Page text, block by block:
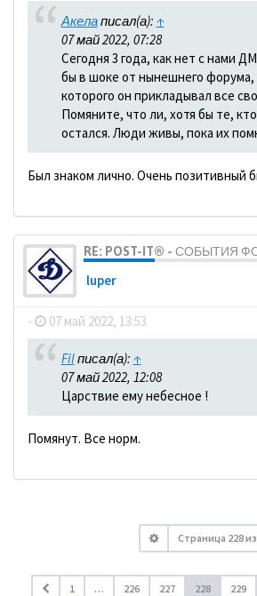
Акелаписал(а): ↑
07 май 2022, 07:28
Сегодня 3 года, как нет с нами
бы в шоке от нынешнего форума,
которого он прикладывал все
Помяните, что ли, хотя бы те,
остался. Люди живы, пока их
Был знаком лично. Очень позитивный
RE: POST-IT® - СОБЫТИЯ
luper
- 07 май 2022, 13:53
Filписал(а): ↑
07 май 2022, 12:08
Царствие ему небесное !
Помянут. Все норм.
Страница 228из
1 … 226 227 228 229